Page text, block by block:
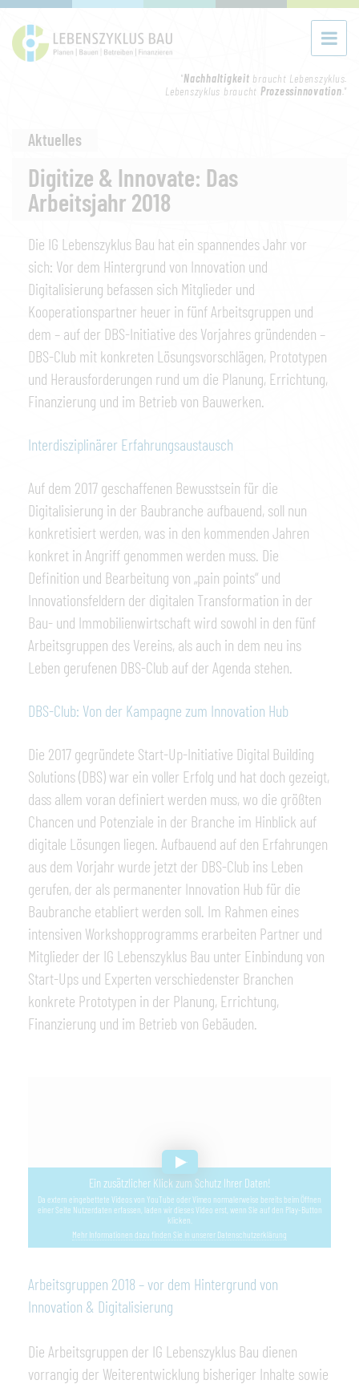
"Nachhaltigkeit braucht Lebenszyklus.
Lebenszyklus braucht Prozessinnovation."
Aktuelles
Digitize & Innovate: Das
Arbeitsjahr 2018
Die IG Lebenszyklus Bau hat ein spannendes Jahr vor
sich: Vor dem Hintergrund von Innovation und
Digitalisierung befassen sich Mitglieder und
Kooperationspartner heuer in fünf Arbeitsgruppen und
dem – auf der DBS-Initiative des Vorjahres gründenden –
DBS-Club mit konkreten Lösungsvorschlägen, Prototypen
und Herausforderungen rund um die Planung, Errichtung,
Finanzierung und im Betrieb von Bauwerken.
Interdisziplinärer Erfahrungsaustausch
Auf dem 2017 geschaffenen Bewusstsein für die
Digitalisierung in der Baubranche aufbauend, soll nun
konkretisiert werden, was in den kommenden Jahren
konkret in Angriff genommen werden muss. Die
Definition und Bearbeitung von „pain points“ und
Innovationsfeldern der digitalen Transformation in der
Bau- und Immobilienwirtschaft wird sowohl in den fünf
Arbeitsgruppen des Vereins, als auch in dem neu ins
Leben gerufenen DBS-Club auf der Agenda stehen.
DBS-Club: Von der Kampagne zum Innovation Hub
Die 2017 gegründete Start-Up-Initiative Digital Building
Solutions (DBS) war ein voller Erfolg und hat doch gezeigt,
dass allem voran definiert werden muss, wo die größten
Chancen und Potenziale in der Branche im Hinblick auf
digitale Lösungen liegen. Aufbauend auf den Erfahrungen
aus dem Vorjahr wurde jetzt der DBS-Club ins Leben
gerufen, der als permanenter Innovation Hub für die
Baubranche etabliert werden soll. Im Rahmen eines
intensiven Workshopprogramms erarbeiten Partner und
Mitglieder der IG Lebenszyklus Bau unter Einbindung von
Start-Ups und Experten verschiedenster Branchen
konkrete Prototypen in der Planung, Errichtung,
Finanzierung und im Betrieb von Gebäuden.
Ein zusätzlicher Klick zum Schutz Ihrer Daten!
Da extern eingebettete Videos von YouTube oder Vimeo normalerweise bereits beim Öffnen
einer Seite Nutzerdaten erfassen, laden wir dieses Video erst, wenn Sie auf den Play-Button
klicken.
Mehr Informationen dazu finden Sie in unserer Datenschutzerklärung
Arbeitsgruppen 2018 – vor dem Hintergrund von
Innovation & Digitalisierung
Die Arbeitsgruppen der IG Lebenszyklus Bau dienen
vorrangig der Weiterentwicklung bisheriger Inhalte sowie